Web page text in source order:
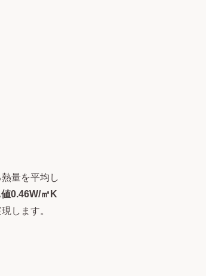
量を平均し
0.46W/㎡K
します。